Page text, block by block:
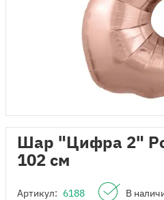
Шар "Цифра 2"
102 см
Артикул: 6188 В